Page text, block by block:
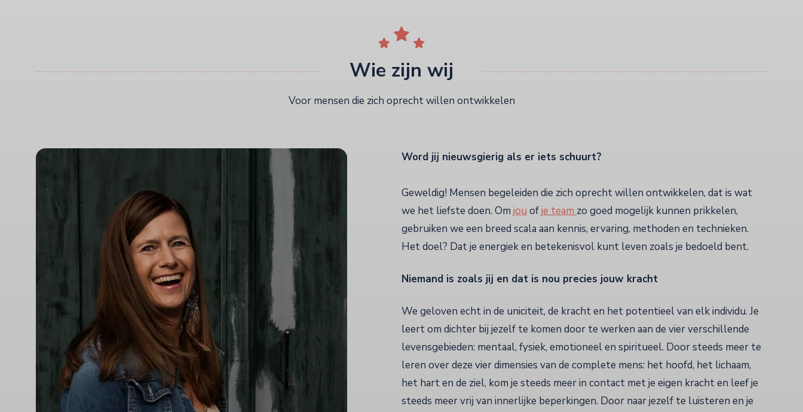
Wie zijn wij
Voor mensen die zich oprecht willen ontwikkelen
Word jij nieuwsgierig als er iets schuurt?
Geweldig! Mensen begeleiden die zich oprecht willen ontwikkelen, dat is wat
we het liefste doen. Om jou ofje team zo goed mogelijk kunnen prikkelen,
gebruiken we een breed scala aan kennis, ervaring, methoden en technieken.
Het doel? Dat je energiek en betekenisvol kunt leven zoals je bedoeld bent.
Niemand is zoals jij en dat is nou precies jouw kracht
We geloven echt in de uniciteit, de kracht en het potentieel van elk individu. Je
leert om dichter bij jezelf te komen door te werken aan de vier verschillende
levensgebieden: mentaal, fysiek, emotioneel en spiritueel. Door steeds meer te
leren over deze vier dimensies van de complete mens: het hoofd, het lichaam,
het hart en de ziel, kom je steeds meer in contact met je eigen kracht en leef je
steeds meer vrij van innerlijke beperkingen. Door naar jezelf te luisteren en je